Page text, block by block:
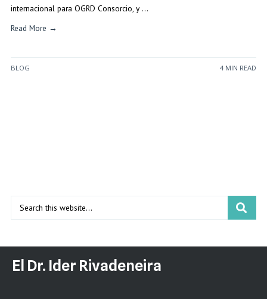
internacional para OGRD Consorcio, y …
Read More →
BLOG 4 MIN READ
El Dr. Ider Rivadeneira